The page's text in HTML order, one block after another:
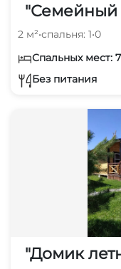
"Семейный
2 м²•спальня: 1•0
Спальных мест: 7
Без питания
"Домик